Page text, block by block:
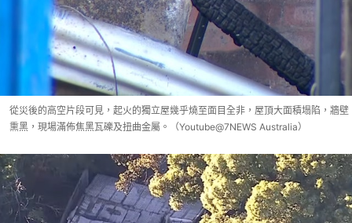
從災後的高空片段可見，起火的獨立屋幾乎燒至面目全非，屋頂大面積塌陷，牆壁
熏黑，現場滿佈焦黑瓦礫及扭曲金屬。（Youtube@7NEWS Australia）